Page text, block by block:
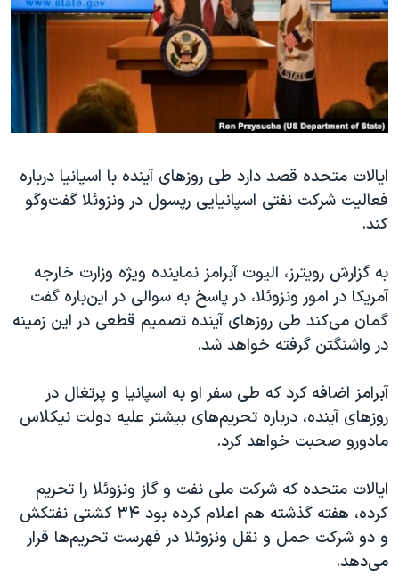
فرهنگ و زندگی
حقوق شهروندی
اقتصادی
علم و فناوری
گالری عکس
آرشیو پخش زنده
مستندها
انتخابات ریاست جمهوری آمریکا ۲۰۲۴
حمله جمهوری اسلامی به اسرائیل
رمز مهسا
اعتراضات زن، زندگی، آزادی
مجموعه مستندهای دادخواهی
دادگاه حمید نوری
چهل سال گروگان‌گیری
قانون شفافیت دارائی کادر رهبری ایران
اسرائیل در جنگ
نرگس محمدی برنده جایزه نوبل صلح
صفحه‌های ویژه
سفر پرزیدنت ترامپ به چین
دنبال کنید
زبانهای مختلف
ایالات متحده قصد دارد طی روزهای آینده با اسپانیا درباره
فعالیت شرکت نفتی اسپانیایی رپسول در ونزوئلا گفت‌وگو
کند.
به گزارش رویترز، الیوت آبرامز نماینده ویژه وزارت خارجه
آمریکا در امور ونزوئلا، در پاسخ به سوالی در این‌باره گفت
گمان می‌کند طی روزهای آینده تصمیم قطعی در این زمینه
در واشنگتن گرفته خواهد شد.
آبرامز اضافه کرد که طی سفر او به اسپانیا و پرتغال در
روزهای آینده، درباره تحریم‌های بیشتر علیه دولت نیکلاس
مادورو صحبت خواهد کرد.
ایالات متحده که شرکت ملی نفت و گاز ونزوئلا را تحریم
کرده، هفته گذشته هم اعلام کرده بود ۳۴ کشتی نفتکش
و دو شرکت حمل و نقل ونزوئلا در فهرست تحریم‌ها قرار
می‌دهد.